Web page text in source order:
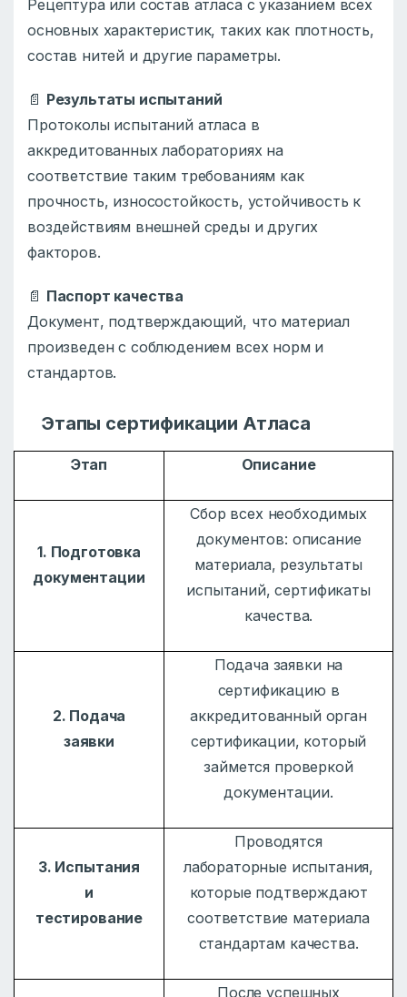
Рецептура или состав атласа с указанием всех
основных характеристик, таких как плотность,
состав нитей и другие параметры.
📄 Результаты испытаний
Протоколы испытаний атласа в
аккредитованных лабораториях на
соответствие таким требованиям как
прочность, износостойкость, устойчивость к
воздействиям внешней среды и других
факторов.
📄 Паспорт качества
Документ, подтверждающий, что материал
произведен с соблюдением всех норм и
стандартов.
Этапы сертификации Атласа
Этап Описание
1. Подготовка
документации
Сбор всех необходимых
документов: описание
материала, результаты
испытаний, сертификаты
качества.
2. Подача
заявки
Подача заявки на
сертификацию в
аккредитованный орган
сертификации, который
займется проверкой
документации.
3. Испытания
и
тестирование
Проводятся
лабораторные испытания,
которые подтверждают
соответствие материала
стандартам качества.
После успешных